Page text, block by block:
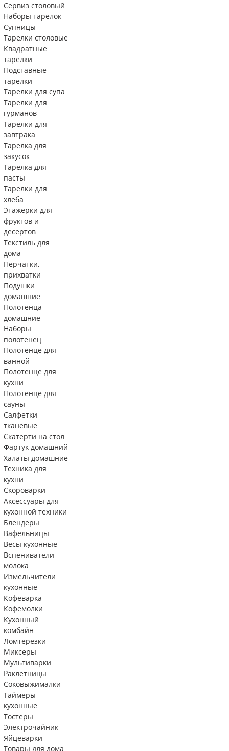
Сервиз столовый
Наборы тарелок
Супницы
Тарелки столовые
Квадратные
тарелки
Подставные
тарелки
Тарелки для супа
Тарелки для
гурманов
Тарелки для
завтрака
Тарелка для
закусок
Тарелка для
пасты
Тарелки для
хлеба
Этажерки для
фруктов и
десертов
Текстиль для
дома
Перчатки,
прихватки
Подушки
домашние
Полотенца
домашние
Наборы
полотенец
Полотенце для
ванной
Полотенце для
кухни
Полотенце для
сауны
Салфетки
тканевые
Скатерти на стол
Фартук домашний
Халаты домашние
Техника для
кухни
Скороварки
Аксессуары для
кухонной техники
Блендеры
Вафельницы
Весы кухонные
Вспениватели
молока
Измельчители
кухонные
Кофеварка
Кофемолки
Кухонный
комбайн
Ломтерезки
Миксеры
Мультиварки
Раклетницы
Соковыжималки
Таймеры
кухонные
Тостеры
Электрочайник
Яйцеварки
Товары для дома